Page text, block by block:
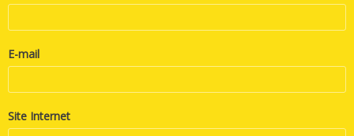
E-mail
Site Internet